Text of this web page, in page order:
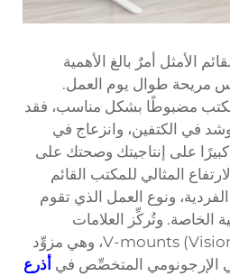
الأمثل أمرٌ بالغ الأهمية
مريحة طوال يوم العمل.
مضبوطًا بشكل مناسب، فقد
في الكتفين، وانزعاج في
كبيرًا على إنتاجيتك وصحتك على
المثالي للمكتب القائم
ونوع العمل الذي تقوم
الخاصة. وتُركِّز العلامات
التجارية مثل V-mounts (Vision Mounts)، وهي مزوِّد
الإرجونومي المتخصِّص في أذرع